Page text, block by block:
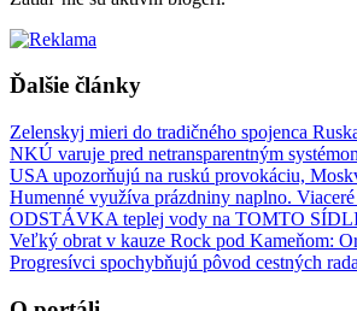
Ďalšie články
Zelenskyj mieri do tradičného spojenca
NKÚ varuje pred netransparentným
USA upozorňujú na ruskú provokáciu,
Humenné využíva prázdniny naplno.
ODSTÁVKA teplej vody na TOMTO
Veľký obrat v kauze Rock pod Kameňom:
Progresívci spochybňujú pôvod cestných